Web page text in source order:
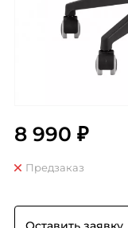
8 990 ₽
Предзаказ